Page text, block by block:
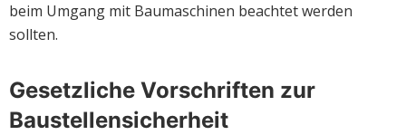
beim Umgang mit Baumaschinen beachtet werden
sollten.
Gesetzliche Vorschriften zur
Baustellensicherheit